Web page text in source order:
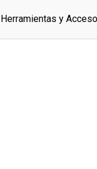
Herramientas y